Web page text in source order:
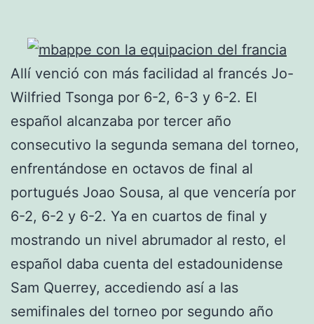
Allí venció con más facilidad al francés Jo-
Wilfried Tsonga por 6-2, 6-3 y 6-2. El
español alcanzaba por tercer año
consecutivo la segunda semana del torneo,
enfrentándose en octavos de final al
portugués Joao Sousa, al que vencería por
6-2, 6-2 y 6-2. Ya en cuartos de final y
mostrando un nivel abrumador al resto, el
español daba cuenta del estadounidense
Sam Querrey, accediendo así a las
semifinales del torneo por segundo año